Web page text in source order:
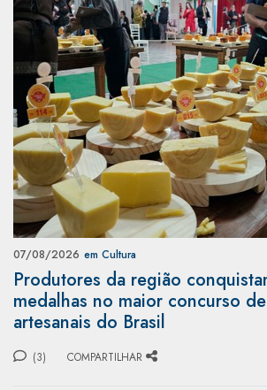
07/08/2026 em Cultura
Produtores da região
medalhas no maior concurso
artesanais do Brasil
(3) COMPARTILHAR